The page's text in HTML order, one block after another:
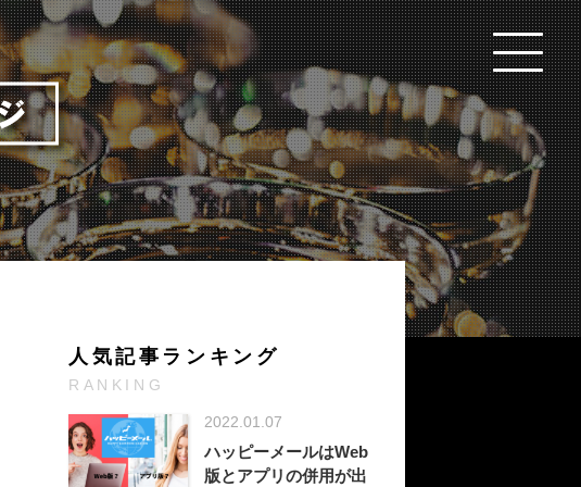
人気記事ランキング
RANKING
2022.01.07
ハッピーメールはWeb
版とアプリの併用が出